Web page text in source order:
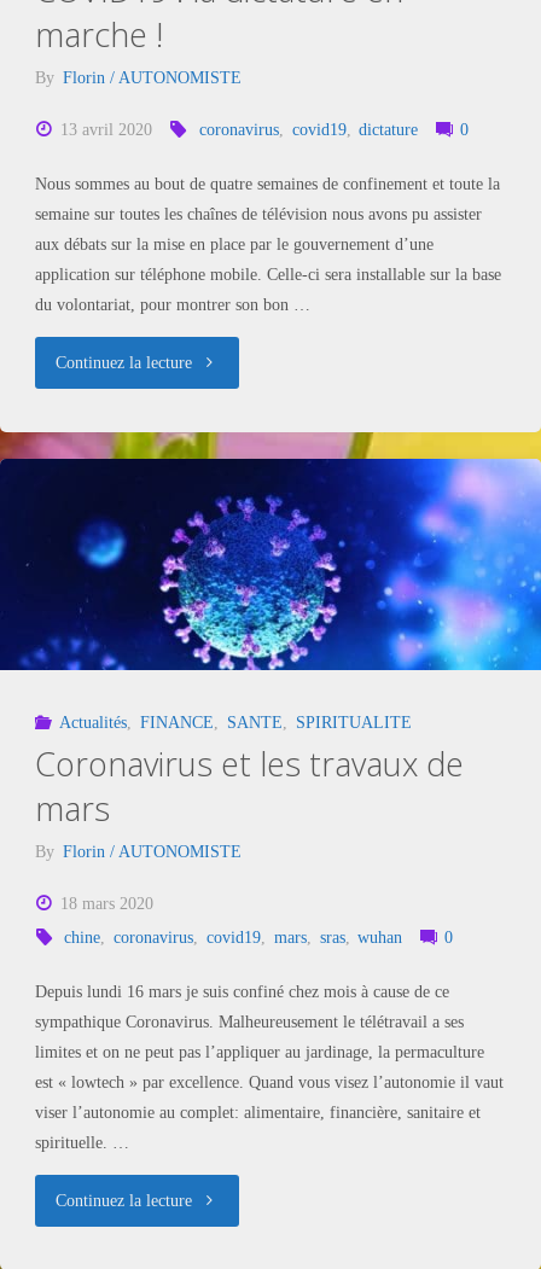
marche !
By Florin / AUTONOMISTE
13 avril 2020 coronavirus, covid19, dictature 0
Nous sommes au bout de quatre semaines de confinement et toute la
semaine sur toutes les chaînes de télévision nous avons pu assister
aux débats sur la mise en place par le gouvernement d’une
application sur téléphone mobile. Celle-ci sera installable sur la base
du volontariat, pour montrer son bon …
Continuez la lecture"COVID19
la
dictature
en
marche
!"
Actualités FINANCE SANTE SPIRITUALITE
Coronavirus et les travaux de
mars
By Florin / AUTONOMISTE
18 mars 2020
chine, coronavirus, covid19, mars, sras, wuhan 0
Depuis lundi 16 mars je suis confiné chez mois à cause de ce
sympathique Coronavirus. Malheureusement le télétravail a ses
limites et on ne peut pas l’appliquer au jardinage, la permaculture
est « lowtech » par excellence. Quand vous visez l’autonomie il vaut
viser l’autonomie au complet: alimentaire, financière, sanitaire et
spirituelle. …
Continuez la lecture"Coronavirus